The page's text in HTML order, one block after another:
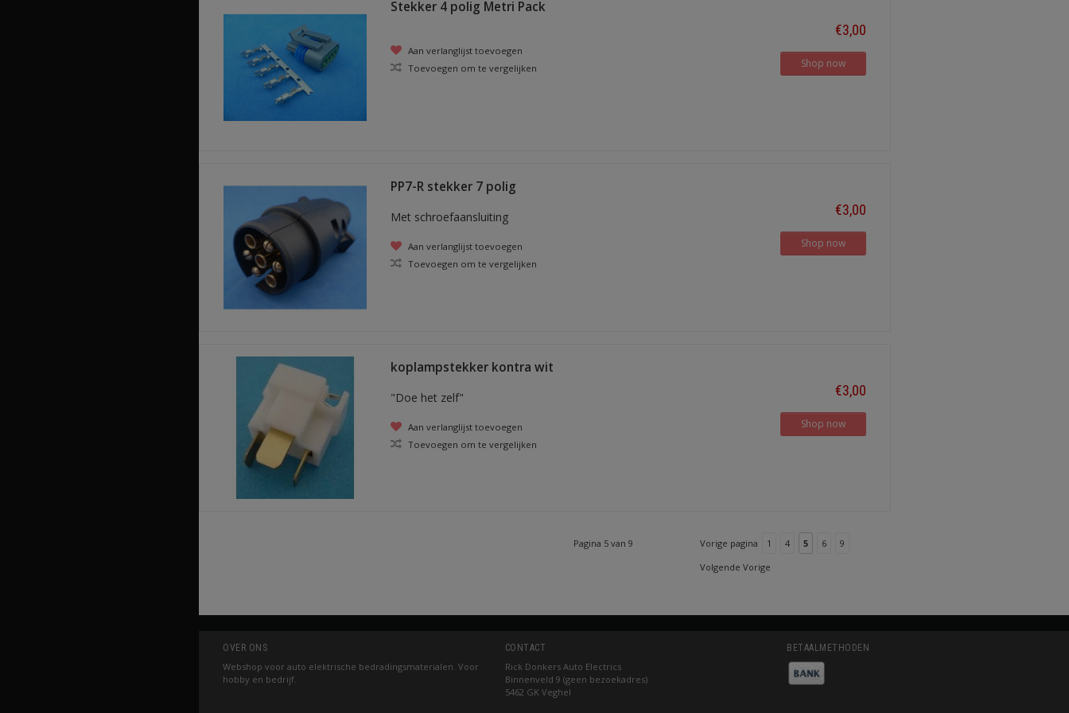
Stekker 4 polig Metri Pack
Aan verlanglijst toevoegen
Toevoegen om te vergelijken
€3,00
Shop now
PP7-R stekker 7 polig
Met schroefaansluiting
Aan verlanglijst toevoegen
Toevoegen om te vergelijken
€3,00
Shop now
koplampstekker kontra wit
"Doe het zelf"
Aan verlanglijst toevoegen
Toevoegen om te vergelijken
€3,00
Shop now
Pagina 5 van 9 Vorige pagina 1 4 5 6
9
Volgende Vorige
OVER ONS
Webshop voor auto elektrische bedradingsmaterialen. Voor
hobby en bedrijf.
CONTACT
Rick Donkers Auto Electrics
Binnenveld 9 (geen bezoekadres)
5462 GK Veghel
BETAALMETHODEN